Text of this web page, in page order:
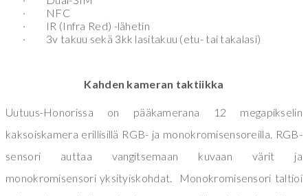
·
NFC
·
IR (Infra Red) -lähetin
·
3v takuu sekä 3kk lasitakuu (etu- tai takalasi)
Kahden kameran taktiikka
Uutuus-Honorissa on pääkamerana 12 megapikselin
kaksoiskamera erillisillä RGB- ja monokromisensoreilla. RGB-
sensori auttaa vangitsemaan kuvaan värit ja
monokromisensori yksityiskohdat. Monokromisensori taltioi